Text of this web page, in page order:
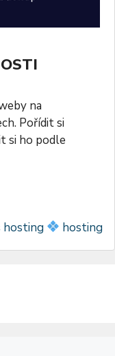
na
Pořídit si
si ho podle
hosting hosting